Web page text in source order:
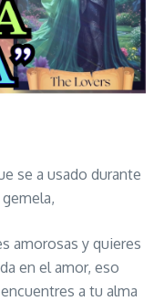
se a usado durante
amorosas y quieres
en el amor, eso
a tu alma